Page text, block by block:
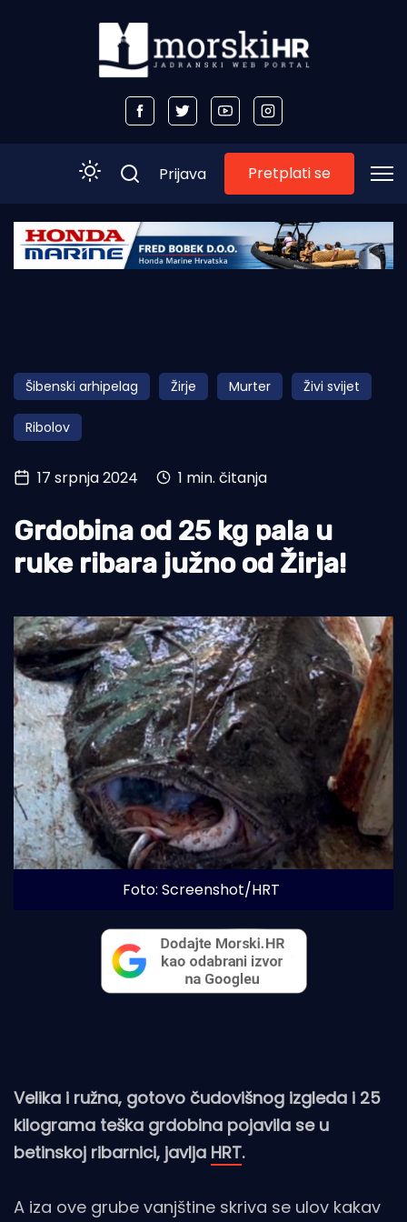
Početna
Obala
Otoci
Turizam i nautika
Pomorstvo
Ekologija
Prijava Pretplati se
Šibenski arhipelag Žirje Murter Živi svijet
Ribolov
17 srpnja 2024 1 min. čitanja
Grdobina od 25 kg pala u
ruke ribara južno od Žirja!
Foto: Screenshot/HRT
Velika i ružna, gotovo čudovišnog izgleda i 25
kilograma teška grdobina pojavila se u
betinskoj ribarnici, javlja HRT.
A iza ove grube vanjštine skriva se ulov kakav